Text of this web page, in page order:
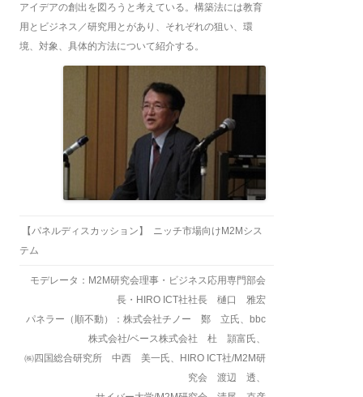
アイデアの創出を図ろうと考えている。構築法には教育
用とビジネス／研究用とがあり、それぞれの狙い、環
境、対象、具体的方法について紹介する。
【パネルディスカッション】 ニッチ市場向けM2Mシス
テム
モデレータ：M2M研究会理事・ビジネス応用専門部会
長・HIRO ICT社社長 樋口 雅宏
パネラー（順不動）：株式会社チノー 鄭 立氏、bbc
株式会社/ベース株式会社 杜 頴富氏、
㈱四国総合研究所 中西 美一氏、HIRO ICT社/M2M研
究会 渡辺 透、